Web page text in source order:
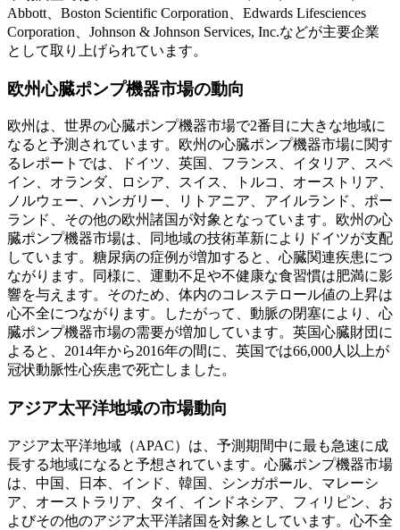
Abbott、Boston Scientific Corporation、Edwards Lifesciences
Corporation、Johnson & Johnson Services, Inc.などが主要企業
として取り上げられています。
欧州心臓ポンプ機器市場の動向
欧州は、世界の心臓ポンプ機器市場で2番目に大きな地域に
なると予測されています。欧州の心臓ポンプ機器市場に関す
るレポートでは、ドイツ、英国、フランス、イタリア、スペ
イン、オランダ、ロシア、スイス、トルコ、オーストリア、
ノルウェー、ハンガリー、リトアニア、アイルランド、ポー
ランド、その他の欧州諸国が対象となっています。欧州の心
臓ポンプ機器市場は、同地域の技術革新によりドイツが支配
しています。糖尿病の症例が増加すると、心臓関連疾患につ
ながります。同様に、運動不足や不健康な食習慣は肥満に影
響を与えます。そのため、体内のコレステロール値の上昇は
心不全につながります。したがって、動脈の閉塞により、心
臓ポンプ機器市場の需要が増加しています。英国心臓財団に
よると、2014年から2016年の間に、英国では66,000人以上が
冠状動脈性心疾患で死亡しました。
アジア太平洋地域の市場動向
アジア太平洋地域（APAC）は、予測期間中に最も急速に成
長する地域になると予想されています。心臓ポンプ機器市場
は、中国、日本、インド、韓国、シンガポール、マレーシ
ア、オーストラリア、タイ、インドネシア、フィリピン、お
よびその他のアジア太平洋諸国を対象としています。心不全